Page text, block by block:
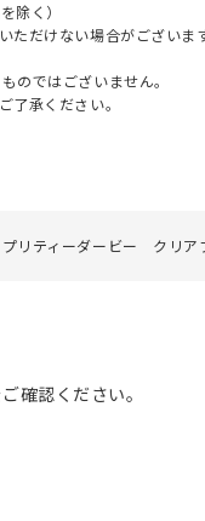
除く）
だけない場合がございます
のではございません。
了承ください。
プリティーダービー クリア
確認ください。